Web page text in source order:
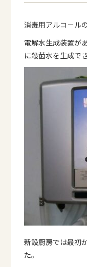
消毒用アルコ－ル
電解水生成装置が
に殺菌水を生成でき
新設厨房では最初
た。